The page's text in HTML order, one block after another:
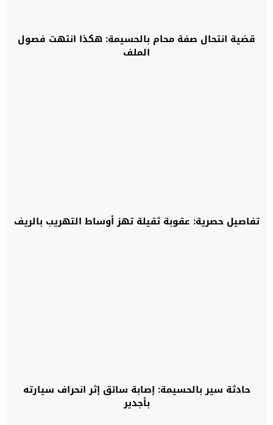
قضية انتحال صفة محام بالحسيمة: هكذا انتهت فصول
الملف
تفاصيل حصرية: عقوبة ثقيلة تهز أوساط التهريب بالريف
حادثة سير بالحسيمة: إصابة سائق إثر انحراف سيارته
بأجدير